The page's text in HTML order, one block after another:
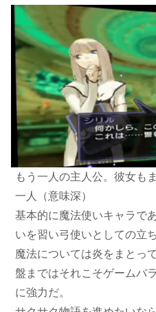
もう一人の主人公。彼女も
一人（意味深）
基本的に魔法使いキャラで
いを習い弓使いとしての立
魔法については炎をまとっ
盤まではそれこそゲームバ
に強力だ。